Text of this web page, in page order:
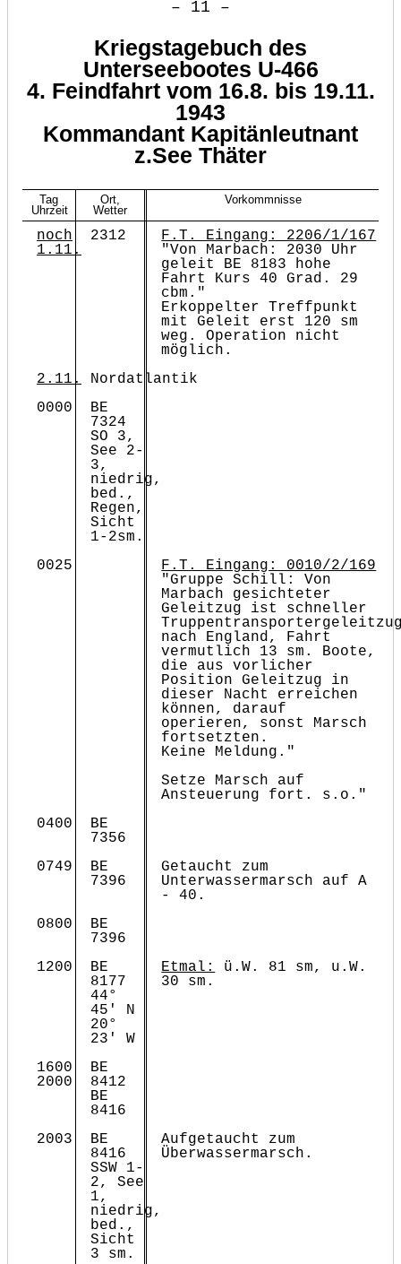
– 11 –
Kriegstagebuch des
Unterseebootes U-466
4. Feindfahrt vom 16.8. bis 19.11.
1943
Kommandant Kapitänleutnant
z.See Thäter
Tag
Uhrzeit
Ort,
Wetter
Vorkommnisse
noch
1.11.
2312
F.T. Eingang: 2206/1/167
"Von Marbach: 2030 Uhr
geleit BE 8183 hohe
Fahrt Kurs 40 Grad. 29
cbm."
Erkoppelter Treffpunkt
mit Geleit erst 120 sm
weg. Operation nicht
möglich.
2.11.
Nordatlantik
0000
BE
7324
SO 3,
See 2-
3,
niedrig,
bed.,
Regen,
Sicht
1-2sm.
0025
F.T. Eingang: 0010/2/169
"Gruppe Schill: Von
Marbach gesichteter
Geleitzug ist schneller
nach England, Fahrt
vermutlich 13 sm. Boote,
die aus vorlicher
Position Geleitzug in
dieser Nacht erreichen
können, darauf
operieren, sonst Marsch
fortsetzten.
Keine Meldung."
Setze Marsch auf
Ansteuerung fort. s.o."
0400
BE
7356
0749
BE
7396
Getaucht zum
Unterwassermarsch auf A
- 40.
0800
BE
7396
1200
BE
8177
44°
45' N
20°
23' W
Etmal:
ü.W. 81 sm, u.W.
30 sm.
1600
2000
BE
8412
BE
8416
2003
BE
8416
SSW 1-
2, See
1,
niedrig,
bed.,
Sicht
3 sm.
Aufgetaucht zum
Überwassermarsch.